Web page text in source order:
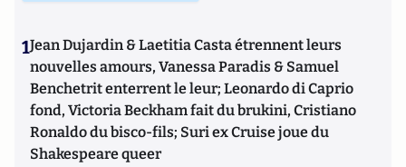
1Jean Dujardin & Laetitia Casta étrennent leurs
nouvelles amours, Vanessa Paradis & Samuel
Benchetrit enterrent le leur; Leonardo di Caprio
fond, Victoria Beckham fait du brukini, Cristiano
Ronaldo du bisco-fils; Suri ex Cruise joue du
Shakespeare queer